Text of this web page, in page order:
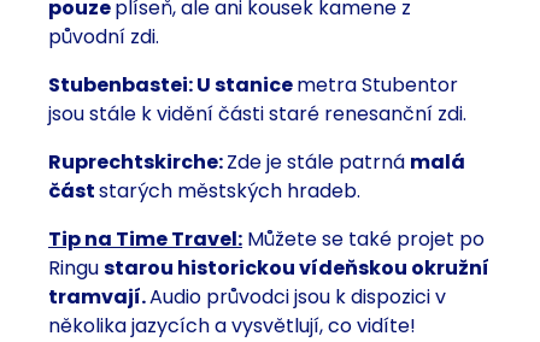
pouzeplíseň, ale ani kousek kamene z
původní zdi.
Stubenbastei: U stanicemetra Stubentor
jsou stále k vidění části staré renesanční zdi.
Ruprechtskirche:Zde je stále patrná malá
částstarých městských hradeb.
Tip na Time Travel: Můžete se také projet po
Ringustarou historickou vídeňskou okružní
tramvají.Audio průvodci jsou k dispozici v
několika jazycích a vysvětlují, co vidíte!